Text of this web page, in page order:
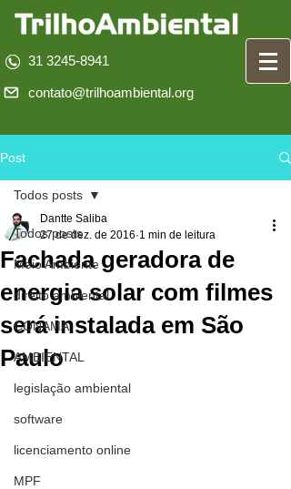
31 3245-8941
contato@trilhoambiental.org
Post
Todos posts
Meio Ambiente
direito ambiental
CONAMA
AMBIENTAL
legislação ambiental
software
licenciamento online
MPF
Todos posts
Fachada geradora de
energia solar com filmes
será instalada em São
Paulo
Dantte Saliba
27 de dez. de 2016 1 min de leitura